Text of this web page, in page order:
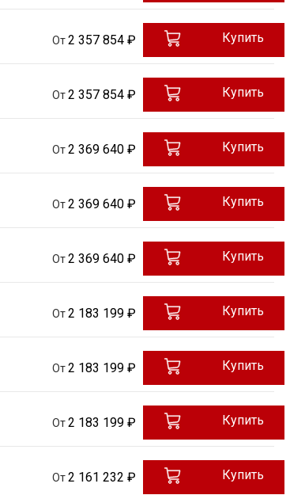
От2 357 854 ₽ Купить
От2 357 854 ₽ Купить
От2 369 640 ₽ Купить
От2 369 640 ₽ Купить
От2 369 640 ₽ Купить
От2 183 199 ₽ Купить
От2 183 199 ₽ Купить
От2 183 199 ₽ Купить
От2 161 232 ₽ Купить